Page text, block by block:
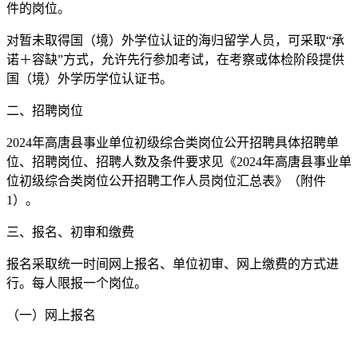
件的岗位。
对暂未取得国（境）外学位认证的海归留学人员，可采取“承
诺＋容缺”方式，允许先行参加考试，在考察或体检阶段提供
国（境）外学历学位认证书。
二、招聘岗位
2024年高唐县事业单位初级综合类岗位公开招聘具体招聘单
位、招聘岗位、招聘人数及条件要求见《2024年高唐县事业单
位初级综合类岗位公开招聘工作人员岗位汇总表》（附件
1）。
三、报名、初审和缴费
报名采取统一时间网上报名、单位初审、网上缴费的方式进
行。每人限报一个岗位。
（一）网上报名